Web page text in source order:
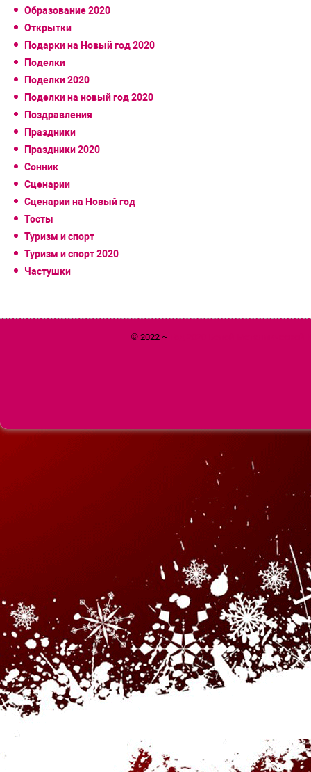
Образование 2020
Открытки
Подарки на Новый год 2020
Поделки
Поделки 2020
Поделки на новый год 2020
Поздравления
Праздники
Праздники 2020
Сонник
Сценарии
Сценарии на Новый год
Тосты
Туризм и спорт
Туризм и спорт 2020
Частушки
© 2022 ~